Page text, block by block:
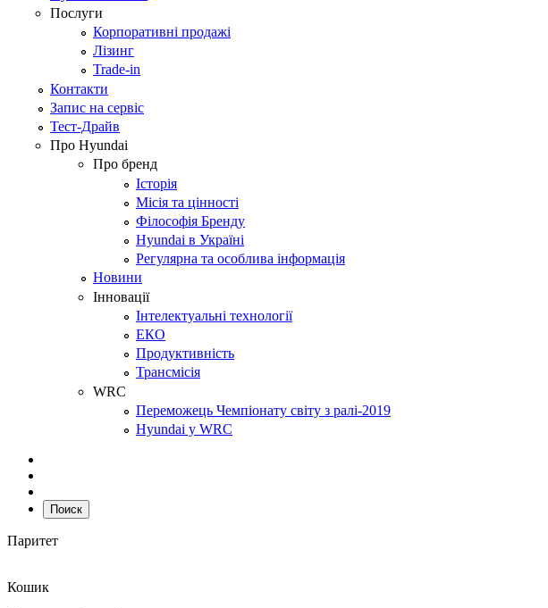
Послуги
Корпоративні продажі
Лізинг
Trade-in
Контакти
Запис на сервіс
Тест-Драйв
Про Hyundai
Про бренд
Історія
Місія та цінності
Філософія Бренду
Hyundai в Україні
Регулярна та особлива інформація
Новини
Інновації
Інтелектуальні технології
ЕКО
Продуктивність
Трансмісія
WRC
Переможець Чемпіонату світу з ралі-2019
Hyundai у WRC
Поиск
Паритет
Кошик